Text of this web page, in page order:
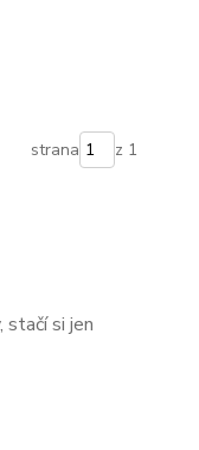
strana z 1
si jen